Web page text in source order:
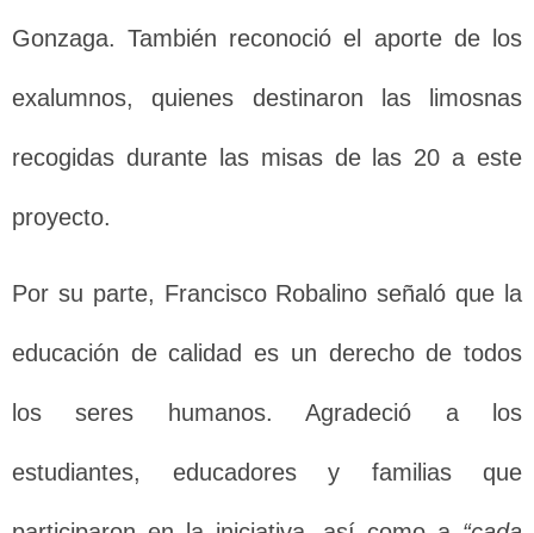
Gonzaga. También reconoció el aporte de los
exalumnos, quienes destinaron las limosnas
recogidas durante las misas de las 20 a este
proyecto.
Por su parte, Francisco Robalino señaló que la
educación de calidad es un derecho de todos
los seres humanos. Agradeció a los
estudiantes, educadores y familias que